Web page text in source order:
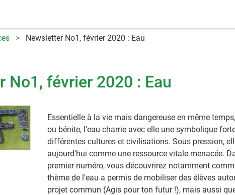
Newsletter No1, février 2020 : Eau
No1, février 2020 : Eau
Essentielle à la vie mais dangereuse en même
ou bénite, l'eau charrie avec elle une symbolique
différentes cultures et civilisations. Sous pression,
aujourd'hui comme une ressource vitale menacée.
premier numéro, vous découvrirez notamment
thème de l'eau a permis de mobiliser des élèves
projet commun (Agis pour ton futur !), mais aussi